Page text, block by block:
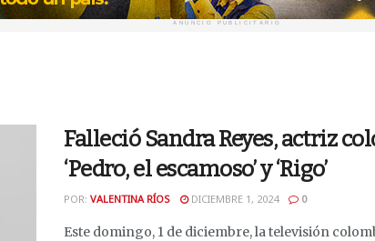
ANUNCIO PUBLICITARIO
Falleció Sandra Reyes, actriz
‘Pedro, el escamoso’ y ‘Rigo’
POR: VALENTINA RÍOS DICIEMBRE 1, 2024 0
Este domingo, 1 de diciembre, la televisión